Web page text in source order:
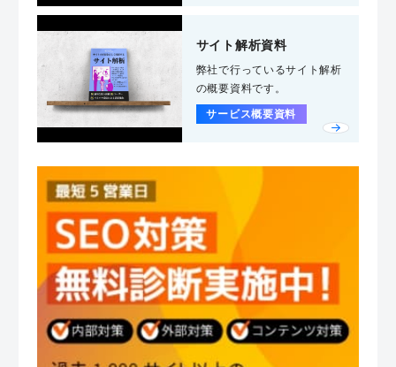
サイト解析資料
弊社で行っているサイト解析
の概要資料です。
サービス概要資料